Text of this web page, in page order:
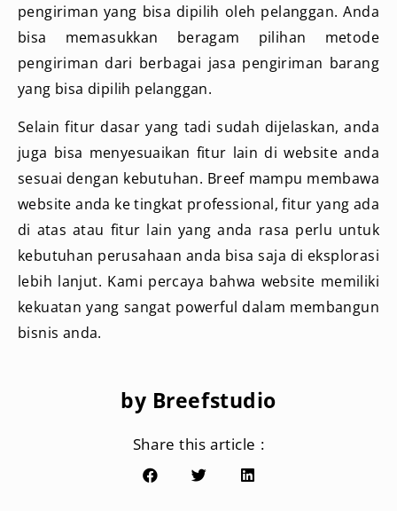
pengiriman yang bisa dipilih oleh pelanggan. Anda
bisa memasukkan beragam pilihan metode
pengiriman dari berbagai jasa pengiriman barang
yang bisa dipilih pelanggan.
Selain fitur dasar yang tadi sudah dijelaskan, anda
juga bisa menyesuaikan fitur lain di website anda
sesuai dengan kebutuhan. Breef mampu membawa
website anda ke tingkat professional, fitur yang ada
di atas atau fitur lain yang anda rasa perlu untuk
kebutuhan perusahaan anda bisa saja di eksplorasi
lebih lanjut. Kami percaya bahwa website memiliki
kekuatan yang sangat powerful dalam membangun
bisnis anda.
by Breefstudio
Share this article :